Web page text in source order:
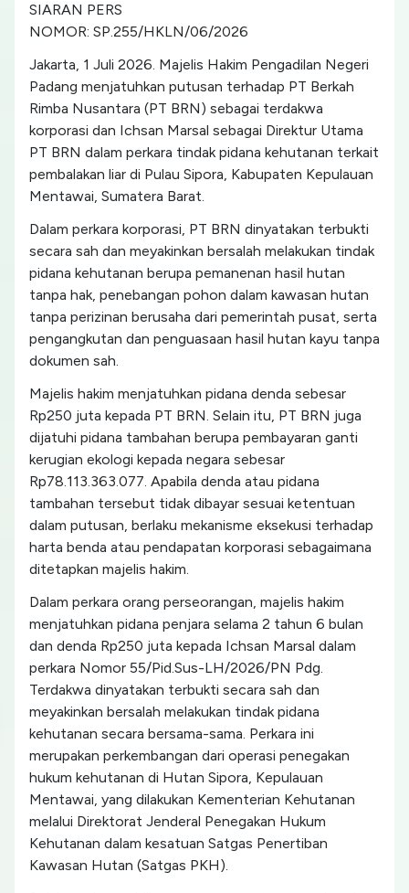
SIARAN PERS
NOMOR: SP.255/HKLN/06/2026
Jakarta, 1 Juli 2026. Majelis Hakim Pengadilan Negeri
Padang menjatuhkan putusan terhadap PT Berkah
Rimba Nusantara (PT BRN) sebagai terdakwa
korporasi dan Ichsan Marsal sebagai Direktur Utama
PT BRN dalam perkara tindak pidana kehutanan terkait
pembalakan liar di Pulau Sipora, Kabupaten Kepulauan
Mentawai, Sumatera Barat.
Dalam perkara korporasi, PT BRN dinyatakan terbukti
secara sah dan meyakinkan bersalah melakukan tindak
pidana kehutanan berupa pemanenan hasil hutan
tanpa hak, penebangan pohon dalam kawasan hutan
tanpa perizinan berusaha dari pemerintah pusat, serta
pengangkutan dan penguasaan hasil hutan kayu tanpa
dokumen sah.
Majelis hakim menjatuhkan pidana denda sebesar
Rp250 juta kepada PT BRN. Selain itu, PT BRN juga
dijatuhi pidana tambahan berupa pembayaran ganti
kerugian ekologi kepada negara sebesar
Rp78.113.363.077. Apabila denda atau pidana
tambahan tersebut tidak dibayar sesuai ketentuan
dalam putusan, berlaku mekanisme eksekusi terhadap
harta benda atau pendapatan korporasi sebagaimana
ditetapkan majelis hakim.
Dalam perkara orang perseorangan, majelis hakim
menjatuhkan pidana penjara selama 2 tahun 6 bulan
dan denda Rp250 juta kepada Ichsan Marsal dalam
perkara Nomor 55/Pid.Sus-LH/2026/PN Pdg.
Terdakwa dinyatakan terbukti secara sah dan
meyakinkan bersalah melakukan tindak pidana
kehutanan secara bersama-sama. Perkara ini
merupakan perkembangan dari operasi penegakan
hukum kehutanan di Hutan Sipora, Kepulauan
Mentawai, yang dilakukan Kementerian Kehutanan
melalui Direktorat Jenderal Penegakan Hukum
Kehutanan dalam kesatuan Satgas Penertiban
Kawasan Hutan (Satgas PKH).